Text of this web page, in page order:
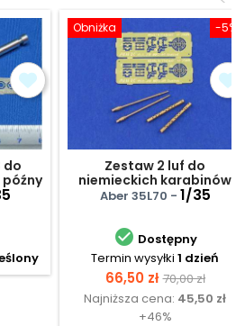
do
późny
-5%
Obniżka
Zestaw 2 luf do
niemieckich karabinów
maszynowych MG34
Aber 35L70 - 1/35
 Dostępny
Termin wysyłki 1 dzień
Cena
66,50 zł Cena
70,00 zł
Najniższa cena: 45,50 zł
+46%